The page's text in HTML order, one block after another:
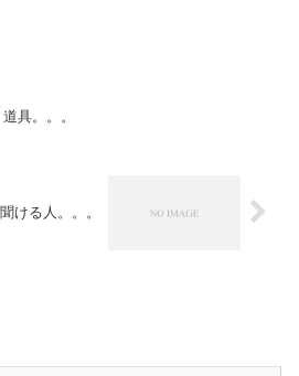
道具。。。
聞ける人。。。